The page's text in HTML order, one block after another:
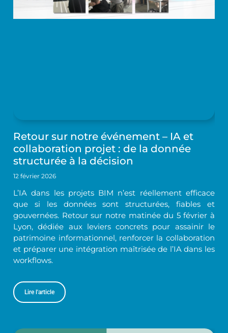
Retour sur notre événement – IA et
collaboration projet : de la donnée
structurée à la décision
12 février 2026
L’IA dans les projets BIM n’est réellement efficace
que si les données sont structurées, fiables et
gouvernées. Retour sur notre matinée du 5 février à
Lyon, dédiée aux leviers concrets pour assainir le
patrimoine informationnel, renforcer la collaboration
et préparer une intégration maîtrisée de l’IA dans les
workflows.
Lire l'article